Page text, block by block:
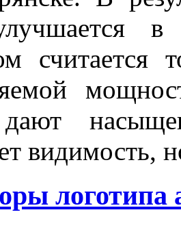
считается
видимость,
логотипа